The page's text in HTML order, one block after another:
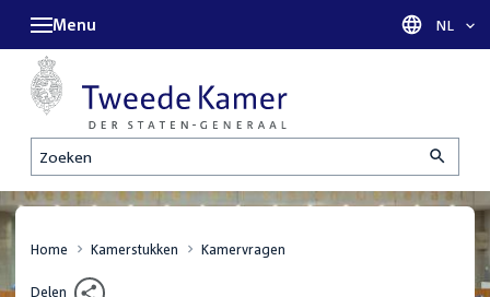
Zoeken
Menu Taal
NL
Home Kamerstukken Kamervragen
Delen